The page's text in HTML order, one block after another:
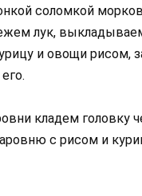
соломкой
лук,
и овощи рисом,
кладем головку
с рисом и